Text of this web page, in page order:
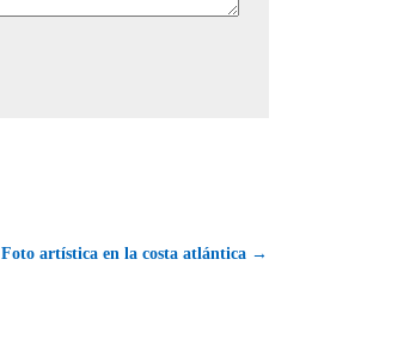
Foto artística en la costa atlántica →